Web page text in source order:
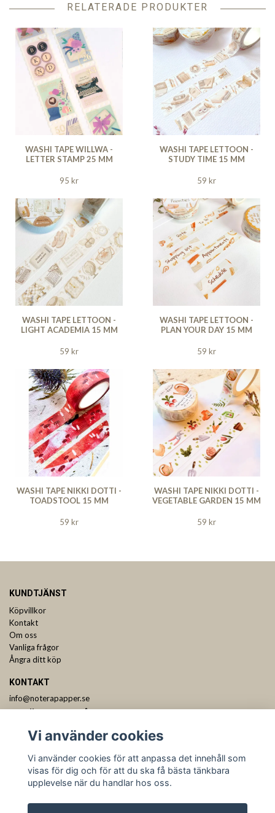
RELATERADE PRODUKTER
WASHI TAPE WILLWA -
LETTER STAMP 25 MM
95 kr
WASHI TAPE LETTOON -
STUDY TIME 15 MM
59 kr
WASHI TAPE LETTOON -
LIGHT ACADEMIA 15 MM
59 kr
WASHI TAPE LETTOON -
PLAN YOUR DAY 15 MM
59 kr
WASHI TAPE NIKKI DOTTI -
TOADSTOOL 15 MM
59 kr
WASHI TAPE NIKKI DOTTI -
VEGETABLE GARDEN 15 MM
59 kr
KUNDTJÄNST
Köpvillkor
Kontakt
Om oss
Vanliga frågor
Ångra ditt köp
KONTAKT
info@noterapapper.se
Vi använder cookies
Vi använder cookies för att anpassa det innehåll som
visas för dig och för att du ska få bästa tänkbara
upplevelse när du handlar hos oss.